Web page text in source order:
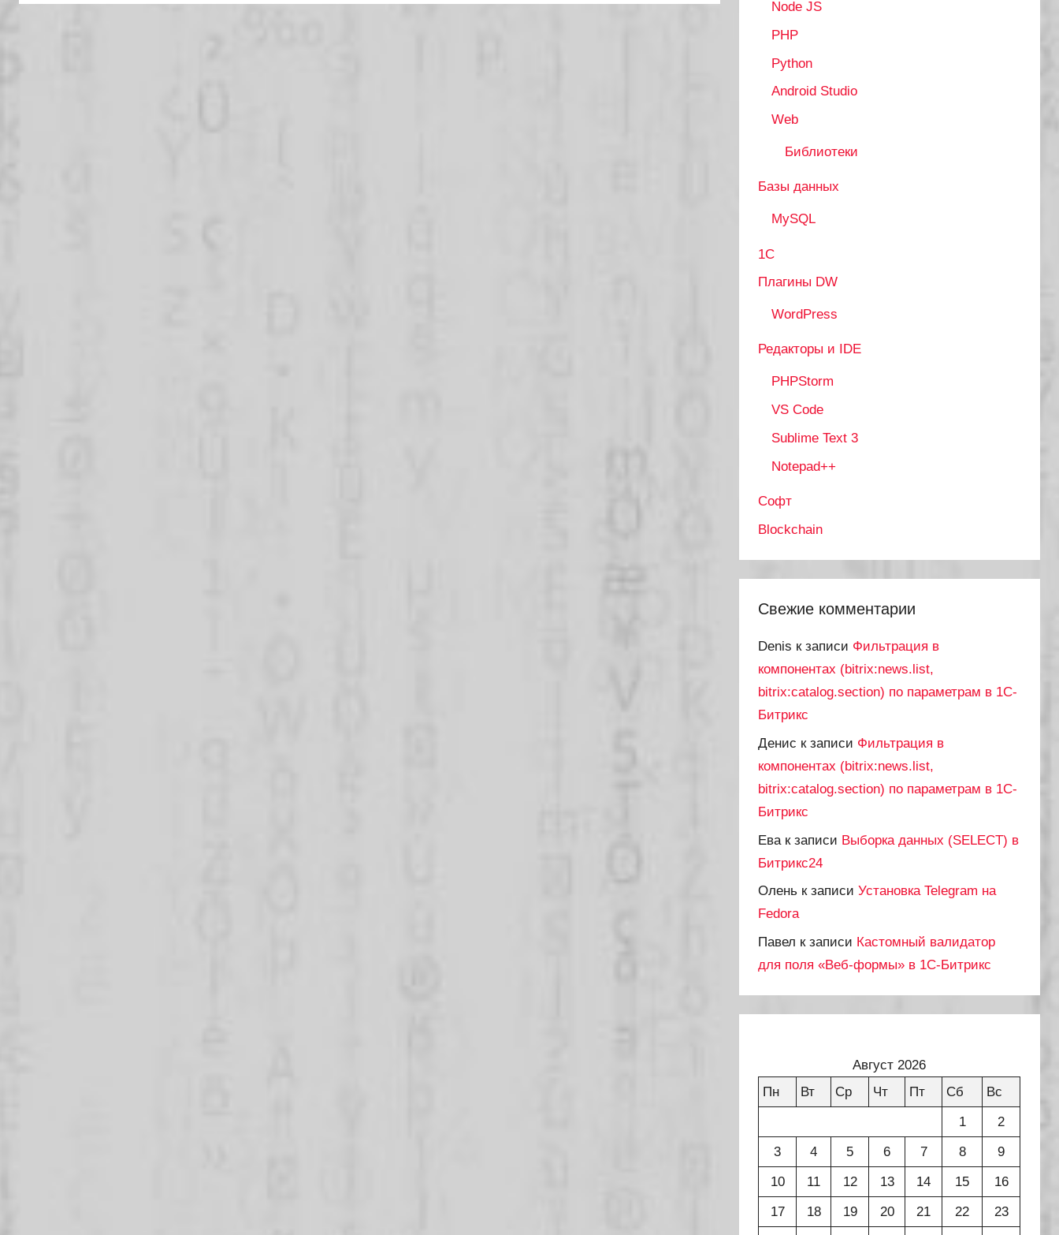
Node JS
PHP
Python
Android Studio
Web
Библиотеки
Базы данных
MySQL
1С
Плагины DW
WordPress
Редакторы и IDE
PHPStorm
VS Code
Sublime Text 3
Notepad++
Софт
Blockchain
Свежие комментарии
Denis к записи Фильтрация в
компонентах (bitrix:news.list,
bitrix:catalog.section) по параметрам в 1С-
Битрикс
Денис к записи Фильтрация в
компонентах (bitrix:news.list,
bitrix:catalog.section) по параметрам в 1С-
Битрикс
Ева к записи Выборка данных (SELECT) в
Битрикс24
Олень к записиУстановка Telegram на
Fedora
Павел к записи Кастомный валидатор
для поля «Веб-формы» в 1С-Битрикс
Август 2026
Пн
Вт Ср Чт Пт Сб
Вс
1
2
3
4 5 6 7 8
9
10
11 12 13 14 15
16
17
18 19 20 21 22
23